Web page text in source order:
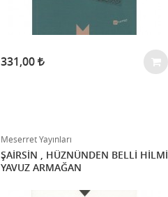
331,00
Meserret Yayınları
ŞAİRSİN , HÜZNÜNDEN BELLİ HİLMİ
YAVUZ ARMAĞAN